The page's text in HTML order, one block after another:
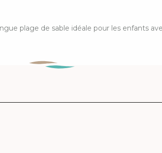
plage de sable idéale pour les enfants